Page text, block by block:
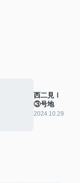
西二見Ⅰ
③号地
2024.10.29